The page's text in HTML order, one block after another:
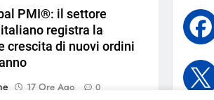
PMI®: il settore
registra la
crescita di nuovi ordini
17 Ore Ago 0